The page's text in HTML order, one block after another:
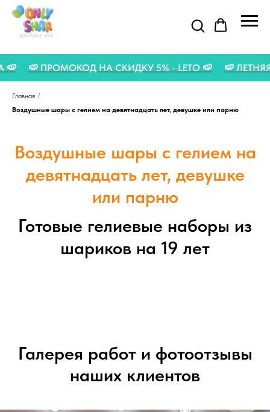
🍉 🍉 ПРОМОКОД НА СКИДКУ 5% - LETO 🍉 🍉
Главная /
Воздушные шары с гелием на девятнадцать лет, девушке или парню
Воздушные шары с гелием на
девятнадцать лет, девушке
или парню
Готовые гелиевые наборы из
шариков на 19 лет
Галерея работ и фотоотзывы
наших клиентов